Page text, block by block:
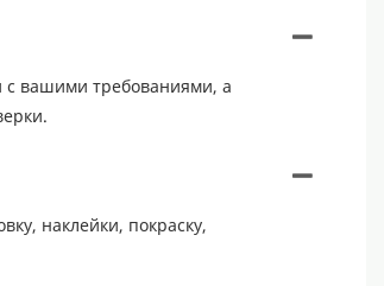
с вашими требованиями, а
наклейки, покраску,